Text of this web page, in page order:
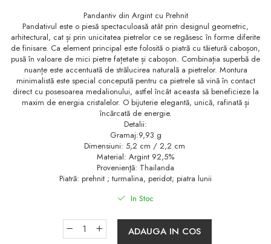
Pandantiv din Argint cu Prehnit
Pandativul este o piesă spectaculoasă atât prin designul geometric,
arhitectural, cat și prin unicitatea pietrelor ce se regăsesc în forme diferite
de finisare. Ca element principal este folosită o piatră cu tăietură caboșon,
pusă în valoare de mici pietre fațetate și caboșon. Combinația superbă de
nuanțe este accentuată de strălucirea naturală a pietrelor. Montura
minimalistă este special concepută pentru ca pietrele să vină în contact
direct cu posesoarea medalionului, astfel încât aceasta să beneficieze la
maxim de energia cristalelor. O bijuterie elegantă, unică, rafinată și
încărcată de energie.
Detalii:
Gramaj:9,93 g
Dimensiuni: 5,2 cm / 2,2 cm
Material: Argint 92,5%
Provenienţă: Thailanda
Piatră: prehnit ; turmalina, peridot; piatra lunii
In Stoc
ADAUGA IN COS